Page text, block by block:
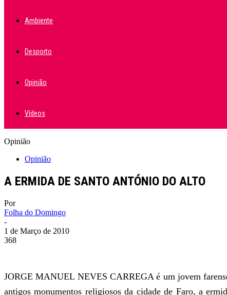
Ambiente
Desporto
Opinião
Vídeos
Opinião
Opinião
A ERMIDA DE SANTO ANTÓNIO DO ALTO
Por
Folha do Domingo
-
1 de Março de 2010
368
JORGE MANUEL NEVES CARREGA é um jovem
antigos monumentos religiosos da cidade de Faro, a